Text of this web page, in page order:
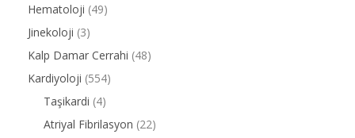
Hematoloji (49)
Jinekoloji (3)
Kalp Damar Cerrahi (48)
Kardiyoloji (554)
Taşikardi (4)
Atriyal Fibrilasyon (22)